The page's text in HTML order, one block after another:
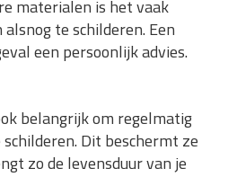
materialen is het vaak
te schilderen. Een
een persoonlijk advies.
belangrijk om regelmatig
Dit beschermt ze
zo de levensduur van je